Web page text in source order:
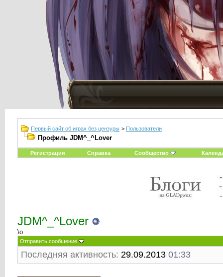
Первый сайт об играх без цензуры > Пользователи
Профиль JDM^_^Lover
Регистрация Справка Сообщество
JDM^_^Lover
\o
Отправить сообщение
Последняя активность: 29.09.2013 01:33